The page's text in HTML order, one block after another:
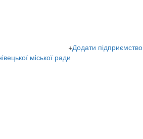
+Додати підприємство
міської ради